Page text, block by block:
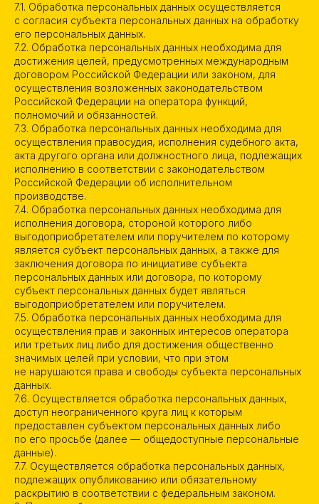
7.1. Обработка персональных данных осуществляется
с согласия субъекта персональных данных на обработку
его персональных данных.
7.2. Обработка персональных данных необходима для
достижения целей, предусмотренных международным
договором Российской Федерации или законом, для
осуществления возложенных законодательством
Российской Федерации на оператора функций,
полномочий и обязанностей.
7.3. Обработка персональных данных необходима для
осуществления правосудия, исполнения судебного акта,
акта другого органа или должностного лица, подлежащих
исполнению в соответствии с законодательством
Российской Федерации об исполнительном
производстве.
7.4. Обработка персональных данных необходима для
исполнения договора, стороной которого либо
выгодоприобретателем или поручителем по которому
является субъект персональных данных, а также для
заключения договора по инициативе субъекта
персональных данных или договора, по которому
субъект персональных данных будет являться
выгодоприобретателем или поручителем.
7.5. Обработка персональных данных необходима для
осуществления прав и законных интересов оператора
или третьих лиц либо для достижения общественно
значимых целей при условии, что при этом
не нарушаются права и свободы субъекта персональных
данных.
7.6. Осуществляется обработка персональных данных,
доступ неограниченного круга лиц к которым
предоставлен субъектом персональных данных либо
по его просьбе (далее — общедоступные персональные
данные).
7.7. Осуществляется обработка персональных данных,
подлежащих опубликованию или обязательному
раскрытию в соответствии с федеральным законом.